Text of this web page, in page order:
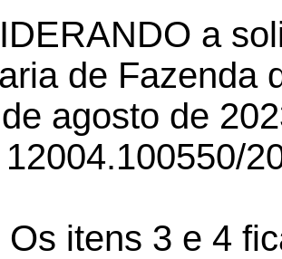
a
de Fazenda
agosto de
12004.100550/
Os itens 3 e 4